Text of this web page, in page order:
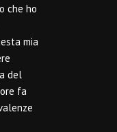
che ho
mia
del
fa